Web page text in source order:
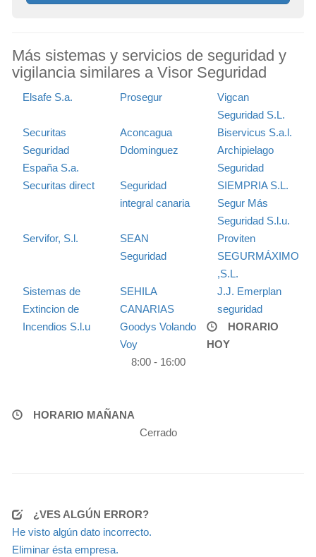
Más sistemas y servicios de seguridad y
vigilancia similares a Visor Seguridad
Elsafe S.a. Prosegur
Vigcan
Seguridad S.L.
Securitas
Seguridad
España S.a.
Aconcagua
Biservicus S.a.l.
Ddominguez
Archipielago
Seguridad
Securitas direct
Seguridad
integral canaria
SIEMPRIA S.L.
Segur Más
Seguridad S.l.u.
Servifor, S.l.
SEAN
Seguridad
Proviten
SEGURMÁXIMO
,S.L.
Sistemas de
Extincion de
Incendios S.l.u
SEHILA
CANARIAS
J.J. Emerplan
seguridad
Goodys Volando
Voy
HORARIO
HOY
8:00 - 16:00
HORARIO MAÑANA
Cerrado
¿VES ALGÚN ERROR?
He visto algún dato incorrecto.
Eliminar ésta empresa.